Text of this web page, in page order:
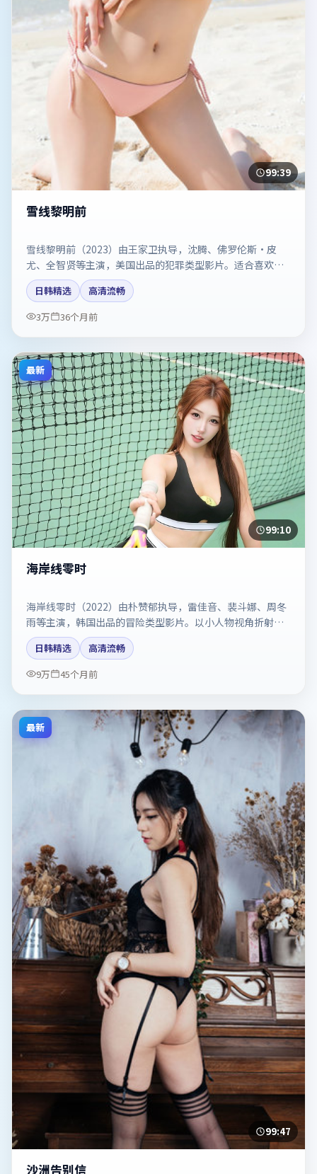
99:39
雪线黎明前
雪线黎明前（2023）由王家卫执导，沈腾、佛罗伦斯·皮
尤、全智贤等主演，美国出品的犯罪类型影片。适合喜欢强
情节与反转的观众。剧情简介与主创信息可供检索参考，上
映日期以片方资料为准。
日韩精选
高清流畅
3万
36个月前
最新
99:10
海岸线零时
海岸线零时（2022）由朴赞郁执导，雷佳音、裴斗娜、周冬
雨等主演，韩国出品的冒险类型影片。以小人物视角折射时
代切片。剧情简介与主创信息可供检索参考，上映日期以片
方资料为准。
日韩精选
高清流畅
9万
45个月前
最新
99:47
沙洲告别信